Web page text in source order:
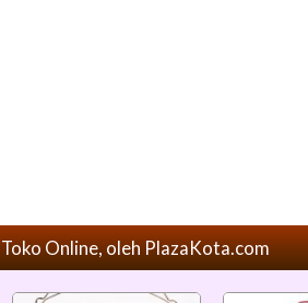
Toko Online, oleh PlazaKota.com